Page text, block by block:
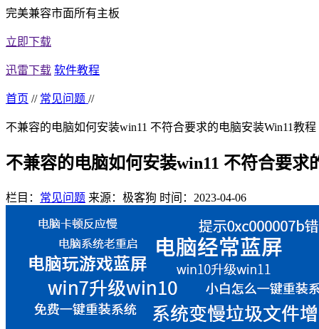
完美兼容市面所有主板
立即下载
迅雷下载 软件教程
首页 // 常见问题 //
不兼容的电脑如何安装win11 不符合要求的电脑安装Win11教程
不兼容的电脑如何安装win11 不符合要求
栏目： 常见问题 来源：极客狗 时间：2023-04-06